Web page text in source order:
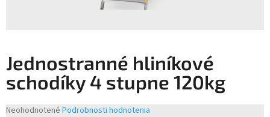
Jednostranné hliníkové
schodíky 4 stupne 120kg
Priemerné
Neohodnotené Podrobnosti hodnotenia